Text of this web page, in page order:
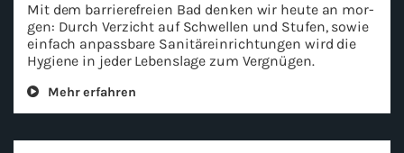
Mit dem bar­rie­re­frei­en Bad den­ken wir heute an mor­
gen: Durch Ver­zicht auf Schwel­len und Stu­fen, sowie
ein­fach an­pass­ba­re Sa­ni­tär­ein­rich­tun­gen wird die
Hy­gie­ne in jeder Le­bens­la­ge zum Ver­gnü­gen.
Mehr er­fah­ren